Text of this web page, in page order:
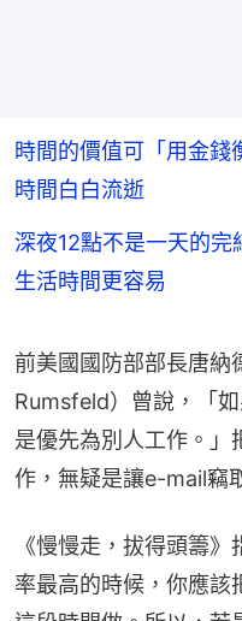
時間的價值可「用金錢
時間白白流逝
深夜12點不是一天的
生活時間更容易
前美國國防部部長唐納
Rumsfeld）曾說，「
是優先為別人工作。
作，無疑是讓e-mail竊
《慢慢走，拔得頭籌
率最高的時候，你應該